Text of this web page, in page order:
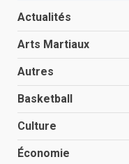
Actualités
Arts Martiaux
Autres
Basketball
Culture
Économie